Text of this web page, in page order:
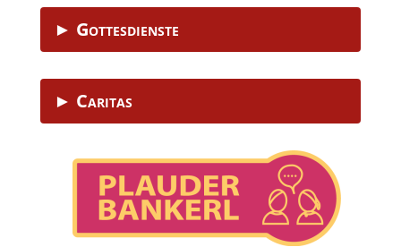
► Gottesdienste
► Caritas